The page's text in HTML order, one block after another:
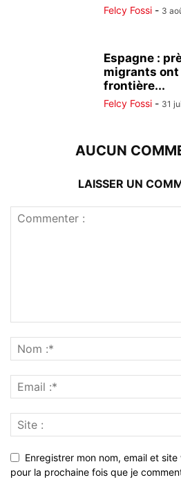
Felcy Fossi - 3
Espagne :
migrants
frontière...
Felcy Fossi - 31
AUCUN
LAISSER UN
Enregistrer mon nom, email et
pour la prochaine fois que je